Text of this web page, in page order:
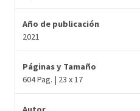
Año de publicación
2021
Páginas y Tamaño
604 Pag. | 23 x 17